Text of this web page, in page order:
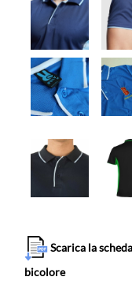
Scarica la
bicolore